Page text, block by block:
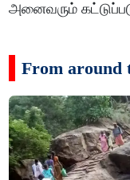
அனைவரும்
From around